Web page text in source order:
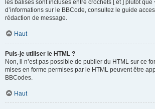
les balises sont incluses entre crochets [ et ] plutôt que
d’informations sur le BBCode, consultez le guide
rédaction de message.
Haut
Puis-je utiliser le HTML ?
Non, il n’est pas possible de publier du HTML sur ce
mises en forme permises par le HTML peuvent être
BBCodes.
Haut